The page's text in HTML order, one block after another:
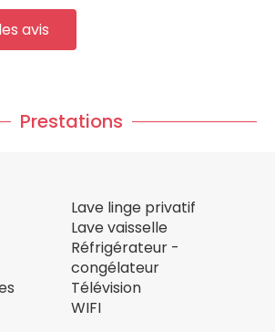
avis
Prestations
Lave linge privatif
Lave vaisselle
Réfrigérateur -
congélateur
Télévision
WIFI